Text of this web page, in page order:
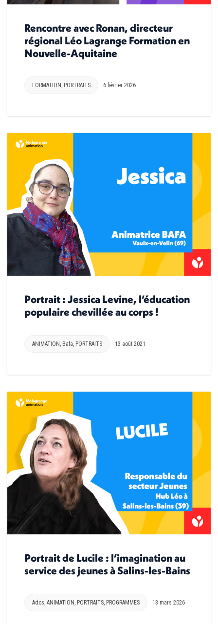
Rencontre avec Ronan, directeur
régional Léo Lagrange Formation en
Nouvelle-Aquitaine
FORMATION , PORTRAITS 6 février 2026
Portrait : Jessica Levine, l’éducation
populaire chevillée au corps !
ANIMATION Bafa PORTRAITS 13 août 2021
Portrait de Lucile : l’imagination au
service des jeunes à Salins-les-Bains
Ados ANIMATION PORTRAITS PROGRAMMES 13 mars 2026